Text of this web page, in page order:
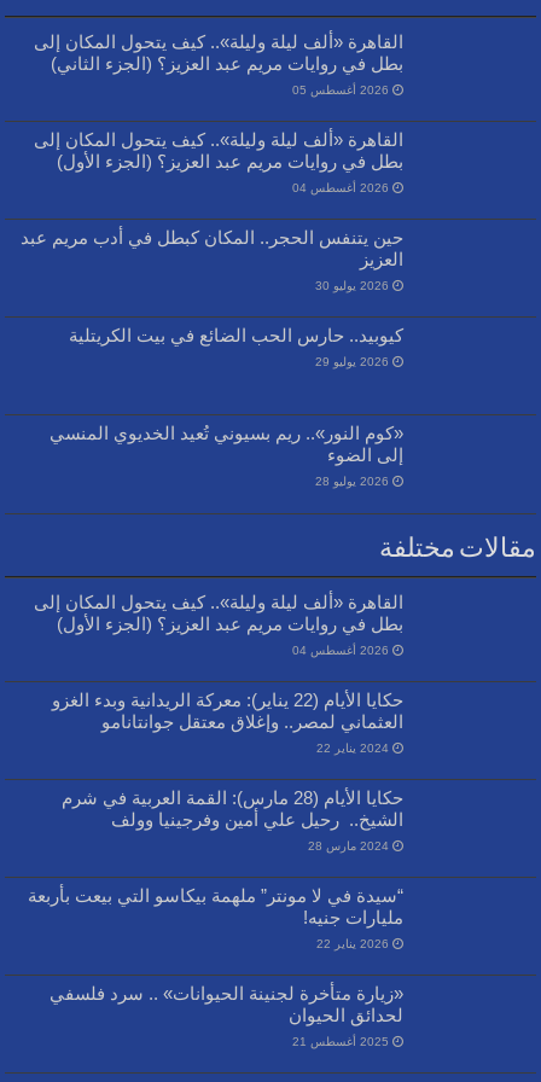
القاهرة «ألف ليلة وليلة».. كيف يتحول المكان إلى
بطل في روايات مريم عبد العزيز؟ (الجزء الثاني)
2026 أغسطس 05
القاهرة «ألف ليلة وليلة».. كيف يتحول المكان إلى
بطل في روايات مريم عبد العزيز؟ (الجزء الأول)
2026 أغسطس 04
حين يتنفس الحجر.. المكان كبطل في أدب مريم عبد
العزيز
2026 يوليو 30
كيوبيد.. حارس الحب الضائع في بيت الكريتلية
2026 يوليو 29
«كوم النور».. ريم بسيوني تُعيد الخديوي المنسي
إلى الضوء
2026 يوليو 28
مقالات مختلفة
القاهرة «ألف ليلة وليلة».. كيف يتحول المكان إلى
بطل في روايات مريم عبد العزيز؟ (الجزء الأول)
2026 أغسطس 04
حكايا الأيام (22 يناير): معركة الريدانية وبدء الغزو
العثماني لمصر.. وإغلاق معتقل جوانتانامو
2024 يناير 22
حكايا الأيام (28 مارس): القمة العربية في شرم
الشيخ.. رحيل علي أمين وفرجينيا وولف
2024 مارس 28
“سيدة في لا مونتر” ملهمة بيكاسو التي بيعت بأربعة
مليارات جنيه!
2026 يناير 22
«زيارة متأخرة لجنينة الحيوانات» .. سرد فلسفي
لحدائق الحيوان
2025 أغسطس 21